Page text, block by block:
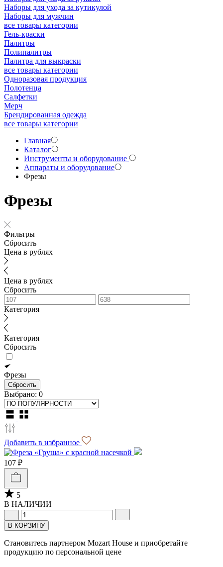
Наборы для ухода за кутикулой
Наборы для мужчин
все товары категории
Гель-краски
Палитры
Полипалитры
Палитра для выкраски
все товары категории
Одноразовая продукция
Полотенца
Салфетки
Мерч
Брендированная одежда
все товары категории
Главная
Каталог
Инструменты и оборудование
Аппараты и оборудование
Фрезы
Фрезы
Фильтры
Сбросить
Цена в рублях
Цена в рублях
Сбросить
Категория
Категория
Сбросить
Фрезы
Сбросить
Выбрано: 0
Добавить в избранное
107 ₽
5
В НАЛИЧИИ
В КОРЗИНУ
Становитесь партнером Mozart House и приобретайте
продукцию по персональной цене